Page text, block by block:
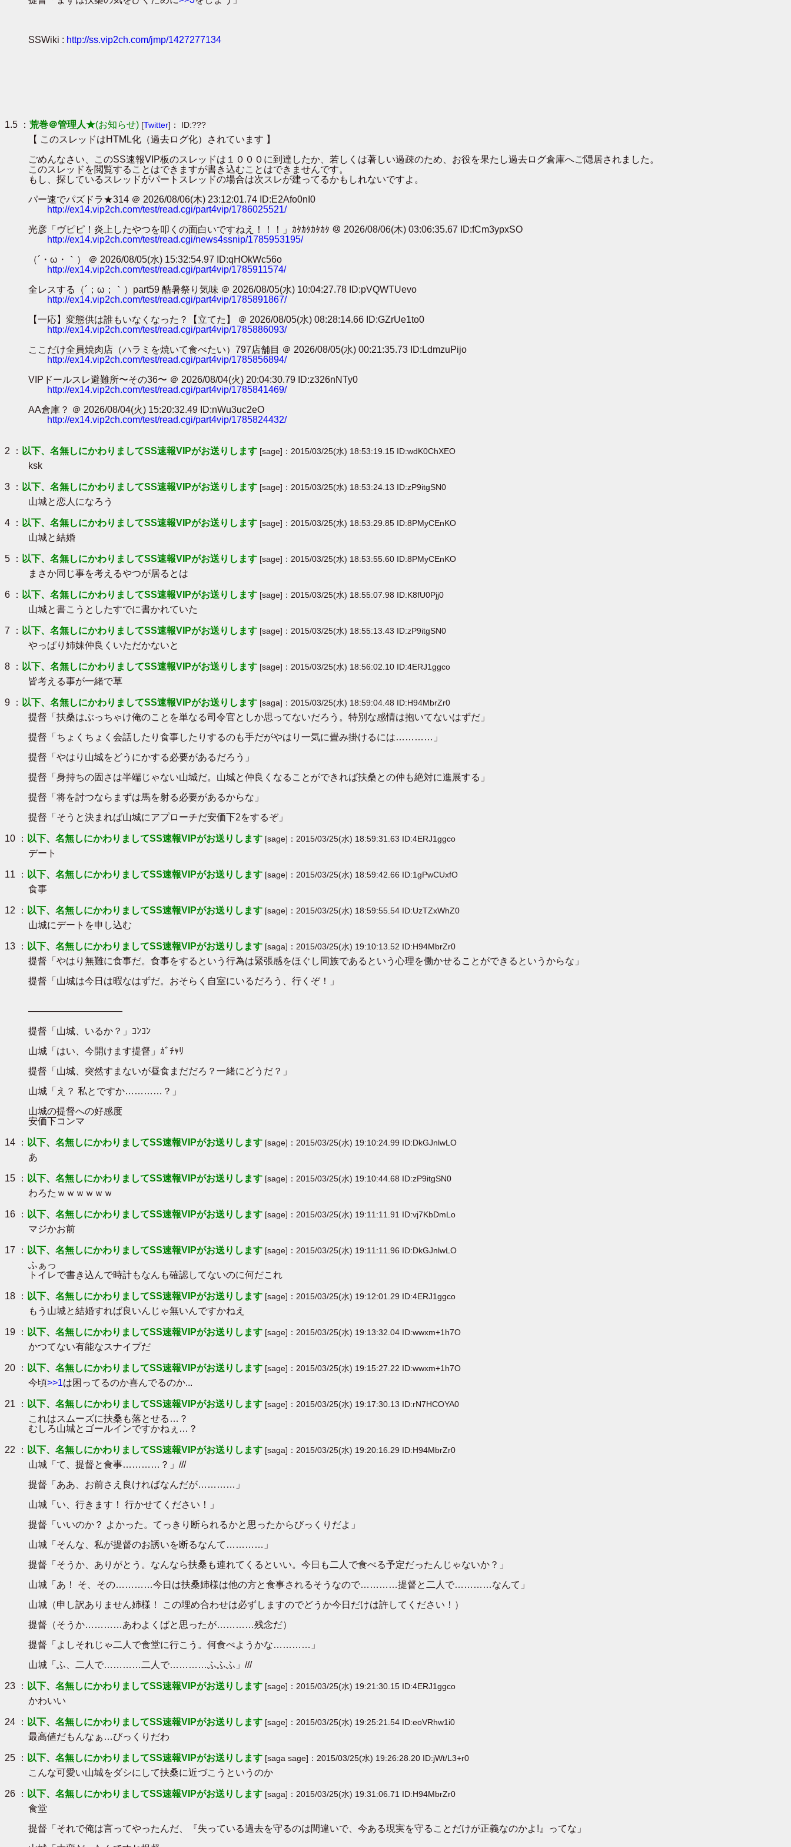
SSWiki : http://ss.vip2ch.com/jmp/1427277134
1.5 ： 荒巻＠管理人★(お知らせ) [Twitter]： ID:???
【 このスレッドはHTML化（過去ログ化）されています 】
ごめんなさい、このSS速報VIP板のスレッドは１０００に到達したか、若しくは著しい過疎のため、お役を果たし過去ログ倉庫へご隠居されました。
このスレッドを閲覧することはできますが書き込むことはできませんです。
もし、探しているスレッドがパートスレッドの場合は次スレが建ってるかもしれないですよ。
パー速でパズドラ★314 ＠ 2026/08/06(木) 23:12:01.74 ID:E2Afo0nI0
http://ex14.vip2ch.com/test/read.cgi/part4vip/1786025521/
光彦「ヴピピ！炎上したやつを叩くの面白いですねえ！！！」ｶﾀｶﾀｶﾀｶﾀ ＠ 2026/08/06(木) 03:06:35.67 ID:fCm3ypxSO
http://ex14.vip2ch.com/test/read.cgi/news4ssnip/1785953195/
（´・ω・｀） ＠ 2026/08/05(水) 15:32:54.97 ID:qHOkWc56o
http://ex14.vip2ch.com/test/read.cgi/part4vip/1785911574/
全レスする（´；ω；｀）part59 酷暑祭り気味 ＠ 2026/08/05(水) 10:04:27.78 ID:pVQWTUevo
http://ex14.vip2ch.com/test/read.cgi/part4vip/1785891867/
【一応】変態供は誰もいなくなった？【立てた】 ＠ 2026/08/05(水) 08:28:14.66 ID:GZrUe1to0
http://ex14.vip2ch.com/test/read.cgi/part4vip/1785886093/
ここだけ全員焼肉店（ハラミを焼いて食べたい）797店舗目 ＠ 2026/08/05(水) 00:21:35.73 ID:LdmzuPijo
http://ex14.vip2ch.com/test/read.cgi/part4vip/1785856894/
VIPドールスレ避難所〜その36〜 ＠ 2026/08/04(火) 20:04:30.79 ID:z326nNTy0
http://ex14.vip2ch.com/test/read.cgi/part4vip/1785841469/
AA倉庫？ ＠ 2026/08/04(火) 15:20:32.49 ID:nWu3uc2eO
http://ex14.vip2ch.com/test/read.cgi/part4vip/1785824432/
2 ： 以下、名無しにかわりましてSS速報VIPがお送りします [sage]：2015/03/25(水) 18:53:19.15 ID:wdK0ChXEO
ksk
3 ： 以下、名無しにかわりましてSS速報VIPがお送りします [sage]：2015/03/25(水) 18:53:24.13 ID:zP9itgSN0
山城と恋人になろう
4 ： 以下、名無しにかわりましてSS速報VIPがお送りします [sage]：2015/03/25(水) 18:53:29.85 ID:8PMyCEnKO
山城と結婚
5 ： 以下、名無しにかわりましてSS速報VIPがお送りします [sage]：2015/03/25(水) 18:53:55.60 ID:8PMyCEnKO
まさか同じ事を考えるやつが居るとは
6 ： 以下、名無しにかわりましてSS速報VIPがお送りします [sage]：2015/03/25(水) 18:55:07.98 ID:K8fU0Pjj0
山城と書こうとしたすでに書かれていた
7 ： 以下、名無しにかわりましてSS速報VIPがお送りします [sage]：2015/03/25(水) 18:55:13.43 ID:zP9itgSN0
やっぱり姉妹仲良くいただかないと
8 ： 以下、名無しにかわりましてSS速報VIPがお送りします [sage]：2015/03/25(水) 18:56:02.10 ID:4ERJ1ggco
皆考える事が一緒で草
9 ： 以下、名無しにかわりましてSS速報VIPがお送りします [saga]：2015/03/25(水) 18:59:04.48 ID:H94MbrZr0
提督「扶桑はぶっちゃけ俺のことを単なる司令官としか思ってないだろう。特別な感情は抱いてないはずだ」
提督「ちょくちょく会話したり食事したりするのも手だがやはり一気に畳み掛けるには…………」
提督「やはり山城をどうにかする必要があるだろう」
提督「身持ちの固さは半端じゃない山城だ。山城と仲良くなることができれば扶桑との仲も絶対に進展する」
提督「将を討つならまずは馬を射る必要があるからな」
提督「そうと決まれば山城にアプローチだ安価下2をするぞ」
10 ： 以下、名無しにかわりましてSS速報VIPがお送りします [sage]：2015/03/25(水) 18:59:31.63 ID:4ERJ1ggco
デート
11 ： 以下、名無しにかわりましてSS速報VIPがお送りします [sage]：2015/03/25(水) 18:59:42.66 ID:1gPwCUxfO
食事
12 ： 以下、名無しにかわりましてSS速報VIPがお送りします [sage]：2015/03/25(水) 18:59:55.54 ID:UzTZxWhZ0
山城にデートを申し込む
13 ： 以下、名無しにかわりましてSS速報VIPがお送りします [saga]：2015/03/25(水) 19:10:13.52 ID:H94MbrZr0
提督「やはり無難に食事だ。食事をするという行為は緊張感をほぐし同族であるという心理を働かせることができるというからな」
提督「山城は今日は暇なはずだ。おそらく自室にいるだろう、行くぞ！」
――――――――――
提督「山城、いるか？」ｺﾝｺﾝ
山城「はい、今開けます提督」ｶﾞﾁｬﾘ
提督「山城、突然すまないが昼食まだだろ？一緒にどうだ？」
山城「え？ 私とですか…………？」
山城の提督への好感度
安価下コンマ
14 ： 以下、名無しにかわりましてSS速報VIPがお送りします [sage]：2015/03/25(水) 19:10:24.99 ID:DkGJnlwLO
あ
15 ： 以下、名無しにかわりましてSS速報VIPがお送りします [sage]：2015/03/25(水) 19:10:44.68 ID:zP9itgSN0
わろたｗｗｗｗｗｗ
16 ： 以下、名無しにかわりましてSS速報VIPがお送りします [sage]：2015/03/25(水) 19:11:11.91 ID:vj7KbDmLo
マジかお前
17 ： 以下、名無しにかわりましてSS速報VIPがお送りします [sage]：2015/03/25(水) 19:11:11.96 ID:DkGJnlwLO
ふぁっ
トイレで書き込んで時計もなんも確認してないのに何だこれ
18 ： 以下、名無しにかわりましてSS速報VIPがお送りします [sage]：2015/03/25(水) 19:12:01.29 ID:4ERJ1ggco
もう山城と結婚すれば良いんじゃ無いんですかねえ
19 ： 以下、名無しにかわりましてSS速報VIPがお送りします [sage]：2015/03/25(水) 19:13:32.04 ID:wwxm+1h7O
かつてない有能なスナイプだ
20 ： 以下、名無しにかわりましてSS速報VIPがお送りします [sage]：2015/03/25(水) 19:15:27.22 ID:wwxm+1h7O
今頃>>1は困ってるのか喜んでるのか...
21 ： 以下、名無しにかわりましてSS速報VIPがお送りします [sage]：2015/03/25(水) 19:17:30.13 ID:rN7HCOYA0
これはスムーズに扶桑も落とせる…？
むしろ山城とゴールインですかねぇ…？
22 ： 以下、名無しにかわりましてSS速報VIPがお送りします [saga]：2015/03/25(水) 19:20:16.29 ID:H94MbrZr0
山城「て、提督と食事…………？」///
提督「ああ、お前さえ良ければなんだが…………」
山城「い、行きます！ 行かせてください！」
提督「いいのか？ よかった。てっきり断られるかと思ったからびっくりだよ」
山城「そんな、私が提督のお誘いを断るなんて…………」
提督「そうか、ありがとう。なんなら扶桑も連れてくるといい。今日も二人で食べる予定だったんじゃないか？」
山城「あ！ そ、その…………今日は扶桑姉様は他の方と食事されるそうなので…………提督と二人で…………なんて」
山城（申し訳ありません姉様！ この埋め合わせは必ずしますのでどうか今日だけは許してください！）
提督（そうか…………あわよくばと思ったが…………残念だ）
提督「よしそれじゃ二人で食堂に行こう。何食べようかな…………」
山城「ふ、二人で…………二人で…………ふふふ」///
23 ： 以下、名無しにかわりましてSS速報VIPがお送りします [sage]：2015/03/25(水) 19:21:30.15 ID:4ERJ1ggco
かわいい
24 ： 以下、名無しにかわりましてSS速報VIPがお送りします [sage]：2015/03/25(水) 19:25:21.54 ID:eoVRhw1i0
最高値だもんなぁ…びっくりだわ
25 ： 以下、名無しにかわりましてSS速報VIPがお送りします [saga sage]：2015/03/25(水) 19:26:28.20 ID:jWt/L3+r0
こんな可愛い山城をダシにして扶桑に近づこうというのか
26 ： 以下、名無しにかわりましてSS速報VIPがお送りします [saga]：2015/03/25(水) 19:31:06.71 ID:H94MbrZr0
食堂
提督「それで俺は言ってやったんだ、『失っている過去を守るのは間違いで、今ある現実を守ることだけが正義なのかよ!』ってな」